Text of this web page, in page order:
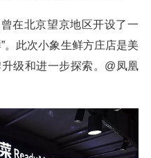
在北京望京地区开设了一
。此次小象生鲜方庄店是美
级和进一步探索。@凤凰